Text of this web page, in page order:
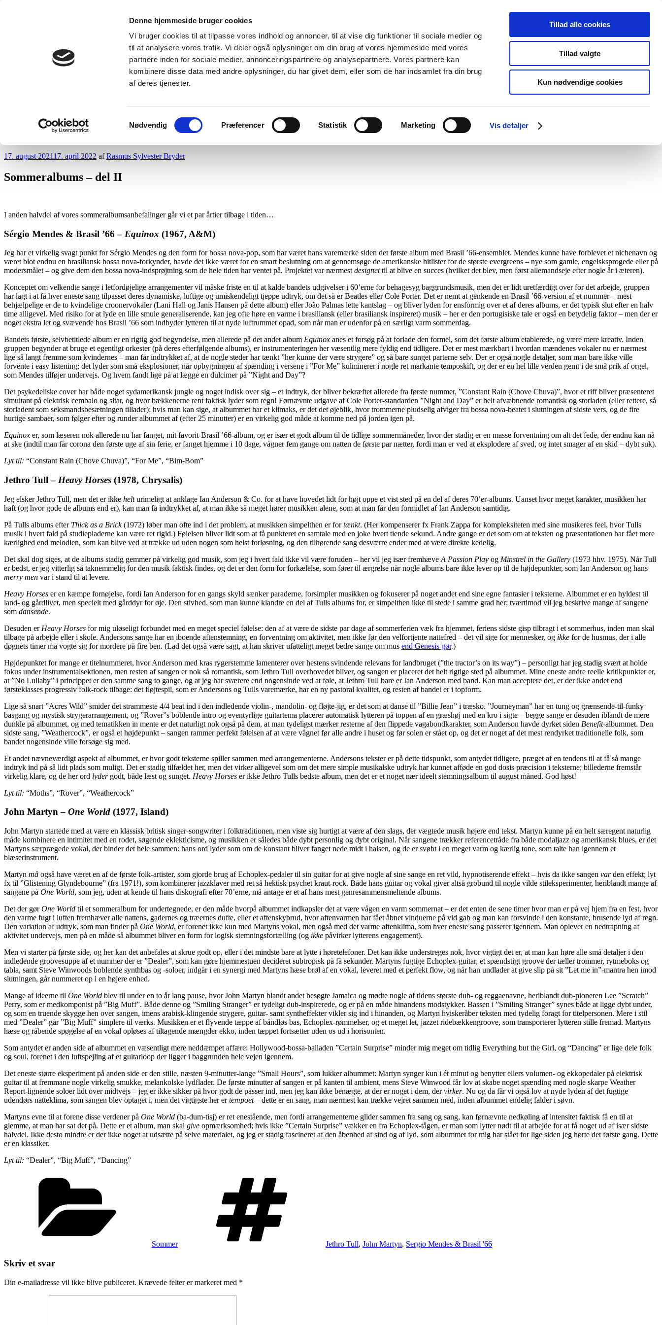
Denne hjemmeside bruger cookies
Vi bruger cookies til at tilpasse vores indhold og annoncer, til at vise dig funktioner til sociale medier og
til at analysere vores trafik. Vi deler også oplysninger om din brug af vores hjemmeside med vores
partnere inden for sociale medier, annonceringspartnere og analysepartnere. Vores partnere kan
kombinere disse data med andre oplysninger, du har givet dem, eller som de har indsamlet fra din brug
af deres tjenester.
Samtykkevalg
Nødvendig Præferencer Statistik Marketing Vis detaljer
Tillad alle cookies
Tillad valgte
Kun nødvendige cookies
Indhold
Udgivet
17. august 202117. april 2022 afRasmus Sylvester Bryder
Sommeralbums – del II
I anden halvdel af vores sommeralbumsanbefalinger går vi et par årtier tilbage i tiden…
Sérgio Mendes & Brasil ’66– Equinox (1967, A&M)
Jeg har et virkelig svagt punkt for Sérgio Mendes og den form for bossa nova-pop, som har været hans varemærke siden det første album med Brasil ’66-ensemblet. Mendes kunne have forblevet et nichenavn og
været blot endnu en brasiliansk bossa nova-forkynder, havde det ikke været for en smart beslutning om at gennemsøge de amerikanske hitlister for de største evergreens – nye som gamle, engelsksprogede eller på
modersmålet – og give dem den bossa nova-indsprøjtning som de hele tiden har ventet på. Projektet var nærmest designettil at blive en succes (hvilket det blev, men først allemandseje efter nogle år i æteren).
Konceptet om velkendte sange i letfordøjelige arrangementer vil måske friste en til at kalde bandets udgivelser i 60’erne for behagesyg baggrundsmusik, men det er lidt uretfærdigt over for det arbejde, gruppen
har lagt i at få hver eneste sang tilpasset deres dynamiske, luftige og umiskendeligt tjeppe udtryk, om det så er Beatles eller Cole Porter. Det er nemt at genkende en Brasil ’66-version af et nummer – mest
behjælpelige er de to kvindelige croonervokaler (Lani Hall og Janis Hansen på dette album) eller João Palmas lette kantslag – og bliver lyden for ensformig over et af deres albums, er det typisk slut efter en halv
time alligevel. Med risiko for at lyde en lille smule generaliserende, kan jeg ofte høre en varme i brasiliansk (eller brasiliansk inspireret) musik – her er den portugisiske tale er også en betydelig faktor – men der er
noget ekstra let og svævende hos Brasil ’66 som indbyder lytteren til at nyde luftrummet opad, som når man er udenfor på en særligt varm sommerdag.
Bandets første, selvbetitlede album er en rigtig god begyndelse, men allerede på det andet album Equinox anes et forsøg på at forlade den formel, som det første album etablerede, og være mere kreativ. Inden
gruppen begynder at bruge et egentligt orkester (på deres efterfølgende albums), er instrumenteringen her væsentlig mere fyldig end tidligere. Det er mest mærkbart i hvordan mændenes vokaler nu er nærmest
lige så langt fremme som kvindernes – man får indtrykket af, at de nogle steder har tænkt ”her kunne der være strygere” og så bare sunget parterne selv. Der er også nogle detaljer, som man bare ikke ville
forvente i easy listening: det lyder som små eksplosioner, når opbygningen af spænding i versene i ”For Me” kulminerer i nogle ret markante temposkift, og der er en hel lille verden gemt i de små prik af orgel,
som Mendes tilføjer undervejs. Og hvem fandt lige på at lægge en dulcimer på ”Night and Day”?
Det psykedeliske cover har både noget sydamerikansk jungle og noget indisk over sig – et indtryk, der bliver bekræftet allerede fra første nummer, ”Constant Rain (Chove Chuva)”, hvor et riff bliver præsenteret
simultant på elektrisk cembalo og sitar, og hvor bækkenerne rent faktisk lyder som regn! Førnævnte udgave af Cole Porter-standarden ”Night and Day” er helt afvæbnende romantisk og storladen (eller rettere, så
storladent som seksmandsbesætningen tillader): hvis man kan sige, at albummet har et klimaks, er det det øjeblik, hvor trommerne pludselig afviger fra bossa nova-beatet i slutningen af sidste vers, og de fire
hurtige sambaer, som følger efter og runder albummet af (efter 25 minutter) er en virkelig god måde at komme ned på jorden igen på.
Equinox er, som læseren nok allerede nu har fanget, mit favorit-Brasil ’66-album, og er især et godt album til de tidlige sommermåneder, hvor der stadig er en masse forventning om alt det fede, der endnu kan nå
at ske (indtil man får corona den første uge af sin ferie, er fanget hjemme i 10 dage, vågner fem gange om natten de første par nætter, fordi man er ved at eksplodere af sved, og intet smager af en skid – dybt suk).
Lyt til: “Constant Rain (Chove Chuva)”, “For Me”, “Bim-Bom”
Jethro Tull– Heavy Horses (1978, Chrysalis)
Jeg elsker Jethro Tull, men det er ikke helturimeligt at anklage Ian Anderson & Co. for at have hovedet lidt for højt oppe et vist sted på en del af deres 70’er-albums. Uanset hvor meget karakter, musikken har
haft (og hvor gode de albums end er), kan man få indtrykket af, at man ikke så meget hører musikken alene, som at man får den formidlet af Ian Anderson samtidig.
På Tulls albums efter Thick as a Brick(1972) løber man ofte ind i det problem, at musikken simpelthen er fortænkt. (Her kompenserer fx Frank Zappa for kompleksiteten med sine musikeres feel, hvor Tulls
musik i hvert fald på studiepladerne kan være ret rigid.) Følelsen bliver lidt som at få punkteret en samtale med en joke hvert tiende sekund. Andre gange er det som om at teksten og præsentationen har fået mere
kærlighed end melodien, som kan blive ved at trække ud uden nogen som helst forløsning, og den tilhørende sang desværre ender med at være direkte kedelig.
Det skal dog siges, at de albums stadig gemmer på virkelig god musik, som jeg i hvert fald ikke vil være foruden – her vil jeg især fremhæve A Passion Play og Minstrel in the Gallery (1973 hhv. 1975). Når Tull
er bedst, er jeg vitterlig så taknemmelig for den musik faktisk findes, og det er den form for forkælelse, som fører til ærgrelse når nogle albums bare ikke lever op til de højdepunkter, som Ian Anderson og hans
merry men var i stand til at levere.
Heavy Horses er en kæmpe fornøjelse, fordi Ian Anderson for en gangs skyld sænker paraderne, forsimpler musikken og fokuserer på noget andet end sine egne fantasier i teksterne. Albummet er en hyldest til
land- og gårdlivet, men specielt med gårddyr for øje. Den stivhed, som man kunne klandre en del af Tulls albums for, er simpelthen ikke til stede i samme grad her; tværtimod vil jeg beskrive mange af sangene
som dansende.
Desuden er Heavy Horses for mig uløseligt forbundet med en meget speciel følelse: den af at være de sidste par dage af sommerferien væk fra hjemmet, feriens sidste gisp tilbragt i et sommerhus, inden man skal
tilbage på arbejde eller i skole. Andersons sange har en iboende aftenstemning, en forventning om aktivitet, men ikke før den velfortjente nattefred – det vil sige for mennesker, og ikke for de husmus, der i alle
døgnets timer må vogte sig for mordere på fire ben. (Lad det også være sagt, at han skriver ufatteligt meget bedre sange om mus end Genesis gør.)
Højdepunktet for mange er titelnummeret, hvor Anderson med kras rygerstemme lamenterer over hestens svindende relevans for landbruget (”the tractor’s on its way”) – personligt har jeg stadig svært at holde
fokus under instrumentalsektionen, men resten af sangen er nok så romantisk, som Jethro Tull overhovedet bliver, og sangen er placeret det helt rigtige sted på albummet. Mine eneste andre reelle kritikpunkter er,
at ”No Lullaby” i princippet er den samme sang to gange, og at jeg har sværere end nogensinde ved at føle, at Jethro Tull bare er Ian Anderson med band. Kan man acceptere det, er der ikke andet end
førsteklasses progressiv folk-rock tilbage: det fløjtespil, som er Andersons og Tulls varemærke, har en ny pastoral kvalitet, og resten af bandet er i topform.
Lige så snart ”Acres Wild” smider det strammeste 4/4 beat ind i den indledende violin-, mandolin- og fløjte-jig, er det som at danse til ”Billie Jean” i træsko. ”Journeyman” har en tung og grænsende-til-funky
basgang og mystisk strygerarrangement, og ”Rover”s boblende intro og eventyrlige guitartema placerer automatisk lytteren på toppen af en græshøj med en kro i sigte – begge sange er desuden iblandt de mere
dunkle på albummet, og med tematikken in mente er det naturligt nok også på dem, at man tydeligst mærker resterne af den flippede vagabondkarakter, som Anderson havde dyrket siden Benefit-albummet. Den
sidste sang, ”Weathercock”, er også et højdepunkt – sangen rammer perfekt følelsen af at være vågnet før alle andre i huset og før solen er stået op, og det er noget af det mest rendyrket traditionelle folk, som
bandet nogensinde ville forsøge sig med.
Et andet nævneværdigt aspekt af albummet, er hvor godt teksterne spiller sammen med arrangementerne. Andersons tekster er på dette tidspunkt, som antydet tidligere, præget af en tendens til at få så mange
indtryk ind på så lidt plads som muligt. Det er stadig tilfældet her, men det virker alligevel som om det mere simple musikalske udtryk har kunnet afføde en god dosis præcision i teksterne; billederne fremstår
virkelig klare, og de her ord lyder godt, både læst og sunget. Heavy Horses er ikke Jethro Tulls bedste album, men det er et noget nær ideelt stemningsalbum til august måned. God høst!
Lyt til: “Moths”, “Rover”, “Weathercock”
John Martyn– One World (1977, Island)
John Martyn startede med at være en klassisk britisk singer-songwriter i folktraditionen, men viste sig hurtigt at være af den slags, der vægtede musik højere end tekst. Martyn kunne på en helt særegent naturlig
måde kombinere en intimitet med en rodet, søgende eklekticisme, og musikken er således både dybt personlig og dybt original. Når sangene trækker referencetråde fra både modaljazz og amerikansk blues, er det
Martyns særprægede vokal, der binder det hele sammen: hans ord lyder som om de konstant bliver fanget nede midt i halsen, og de er svøbt i en meget varm og kærlig tone, som talte han igennem et
blæserinstrument.
Martyn må også have været en af de første folk-artister, som gjorde brug af Echoplex-pedaler til sin guitar for at give nogle af sine sange en ret vild, hypnotiserende effekt – hvis da ikke sangen varden effekt; lyt
fx til ”Glistening Glyndebourne” (fra 1971!), som kombinerer jazzklaver med ret så hektisk psychet kraut-rock. Både hans guitar og vokal giver altså grobund til nogle vilde stileksperimenter, heriblandt mange af
sangene på One World, som jeg, uden at kende til hans diskografi efter 70’erne, må antage er et af hans mest genresammensmeltende albums.
Det der gørOne World til et sommeralbum for undertegnede, er den måde hvorpå albummet indkapsler det at være vågen en varm sommernat – er det enten de sene timer hvor man er på vej hjem fra en fest, hvor
den varme fugt i luften fremhæver alle nattens, gadernes og træernes dufte, eller et aftenskybrud, hvor aftenvarmen har fået åbnet vinduerne på vid gab og man kan forsvinde i den konstante, brusende lyd af regn.
Den variation af udtryk, som man finder på One World, er forenet ikke kun med Martyns vokal, men også med det varme aftenklima, som hver eneste sang passerer igennem. Man oplever en nedtrapning af
aktivitet undervejs, men på en måde så albummet bliver en form for logisk stemningsfortælling (og ikke påvirker lytterens engagement).
Men vi starter på første side, og her kan det anbefales at skrue godt op, eller i det mindste bare at lytte i høretelefoner. Det kan ikke understreges nok, hvor vigtigt det er, at man kan høre alle små detaljer i den
indledende groovesuppe af et nummer der er ”Dealer”, som kan gøre hjemmestuen decideret subtropisk på få sekunder. Martyns fugtige Echoplex-guitar, et spændstigt groove der tæller trommer, rytmeboks og
tabla, samt Steve Winwoods boblende synthbas og -soloer, indgår i en synergi med Martyns hæse brøl af en vokal, leveret med et perfekt flow, og når han undlader at give slip på sit ”Let me in”-mantra hen imod
slutningen, går nummeret op i en højere enhed.
Mange af ideerne til One World blev til under en to år lang pause, hvor John Martyn blandt andet besøgte Jamaica og mødte nogle af tidens største dub- og reggaenavne, heriblandt dub-pioneren Lee ”Scratch”
Perry, som er medkomponist på ”Big Muff”. Både denne og ”Smiling Stranger” er tydeligt dub-inspirerede, og er på en måde hinandens modstykker. Bassen i ”Smiling Stranger” synes både at ligge dybt under,
og som en truende skygge hen over sangen, imens arabisk-klingende strygere, guitar- samt syntheffekter vikler sig ind i hinanden, og Martyn hviskeråber teksten med tydelig foragt for titelpersonen. Mere i stil
med ”Dealer” går ”Big Muff” simplere til værks. Musikken er et flyvende tæppe af båndløs bas, Echoplex-rømmelser, og et meget let, jazzet ridebækkengroove, som transporterer lytteren stille fremad. Martyns
hæse og råbende spøgelse af en vokal opløses af tiltagende mængder ekko, inden tæppet fortsætter uden os ud i horisonten.
Som antydet er anden side af albummet en væsentligt mere neddæmpet affære: Hollywood-bossa-balladen ”Certain Surprise” minder mig meget om tidlig Everything but the Girl, og “Dancing” er lige dele folk
og soul, forenet i den luftspejling af et guitarloop der ligger i baggrunden hele vejen igennem.
Det eneste større eksperiment på anden side er den stille, næsten 9-minutter-lange ”Small Hours”, som lukker albummet: Martyn synger kun i ét minut og benytter ellers volumen- og ekkopedaler på elektrisk
guitar til at fremmane nogle virkelig smukke, melankolske lydflader. De første minutter af sangen er på kanten til ambient, mens Steve Winwood får lov at skabe noget spænding med nogle skarpe Weather
Report-lignende soloer lidt over midtvejs – jeg er ikke sikker på hvor godt de passer ind, men jeg kan ikke benægte, at der er noget i dem, dervirker. Nu og da får vi også lov at nyde lyden af det fugtige
udendørs natteklima, som sangen blev optaget i, men det vigtigste her ertempoet– dette er en sang, man nærmest kan trække vejret sammen med, inden albummet endelig falder i søvn.
Martyns evne til at forene disse verdener på One World (ba-dum-tisj) er ret enestående, men fordi arrangementerne glider sammen fra sang og sang, kan førnævnte nedkøling af intensitet faktisk få en til at
glemme, at man har sat det på. Dette er et album, man skal give opmærksomhed; hvis ikke ”Certain Surprise” vækker en fra Echoplex-tågen, er man som lytter nødt til at arbejde for at få noget ud af især sidste
halvdel. Ikke desto mindre er der ikke noget at udsætte på selve materialet, og jeg er stadig fascineret af den åbenhed af sind og af lyd, som albummet for mig har stået for lige siden jeg hørte det første gang. Dette
er en klassiker.
Lyt til: “Dealer”, “Big Muff”, “Dancing”
Sommer Jethro Tull, John Martyn, Sergio Mendes & Brasil '66
Skriv et svar
Din e-mailadresse vil ikke blive publiceret. Krævede felter er markeret med *